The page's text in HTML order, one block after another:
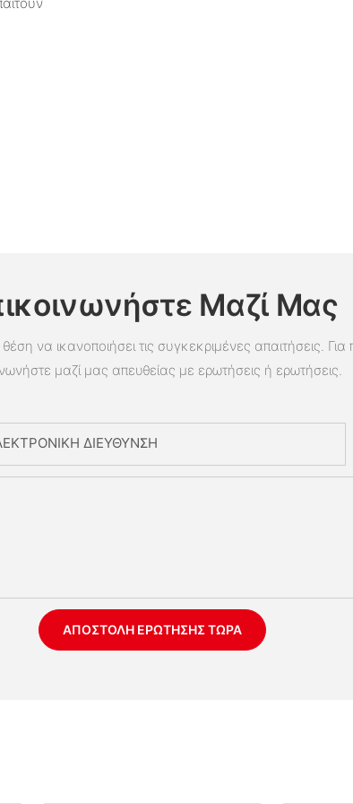
Μαζί Μας
να ικανοποιήσει τις συγκεκριμένες απαιτήσεις.
μαζί μας απευθείας με ερωτήσεις ή ερωτήσεις.
ΔΙΕΥΘΥΝΣΗ
ΑΠΟΣΤΟΛΉ ΕΡΏΤΗΣΗΣ ΤΏΡΑ